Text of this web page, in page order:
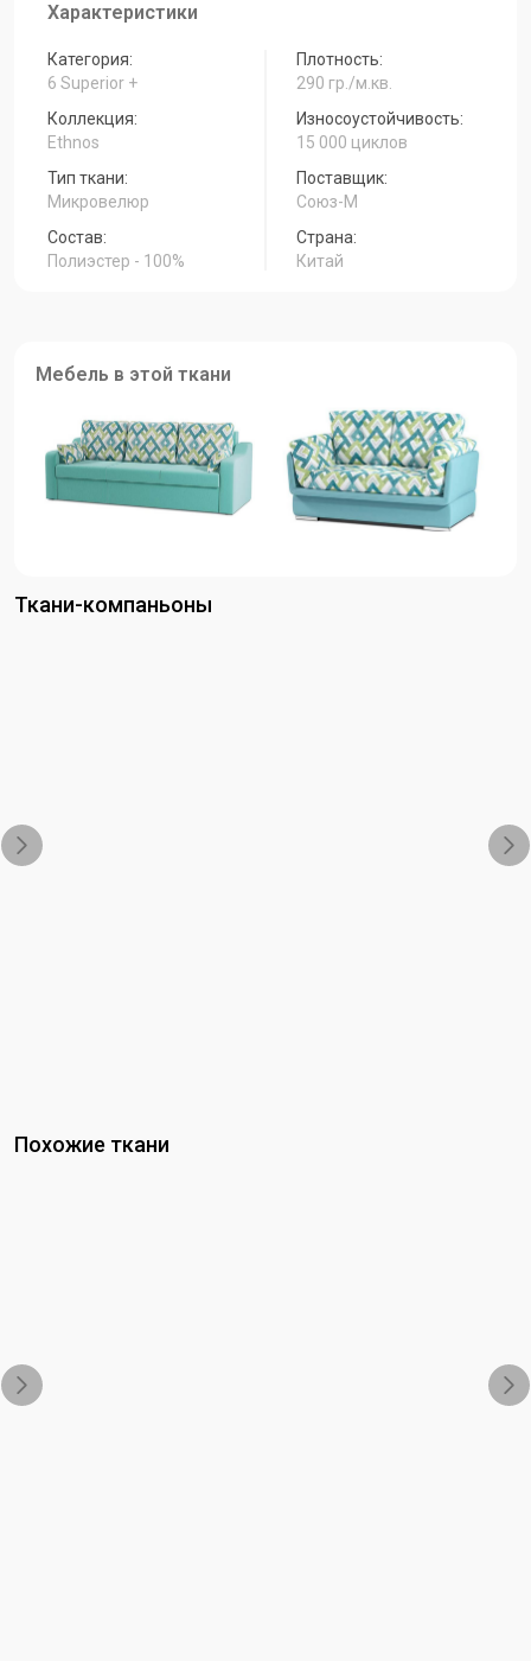
Характеристики
Категория:
6 Superior +
Плотность:
290 гр./м.кв.
Коллекция:
Ethnos
Износоустойчивость:
15 000 циклов
Тип ткани:
Микровелюр
Поставщик:
Союз-М
Состав:
Полиэстер - 100%
Страна:
Китай
Мебель в этой ткани
Ткани-компаньоны
Похожие ткани